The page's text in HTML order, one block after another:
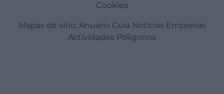
Cookies
Mapas de sitio: Anuario Guía Noticias Empresas
Actividades Poligonos